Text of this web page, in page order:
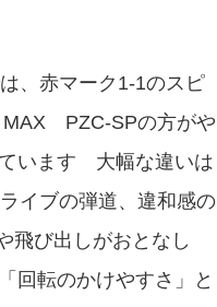
、赤マーク1-1のスピ
MAX PZC-SPの方がや
います 大幅な違いは
イブの弾道、違和感の
び出しがおとなし
回転のかけやすさ」と